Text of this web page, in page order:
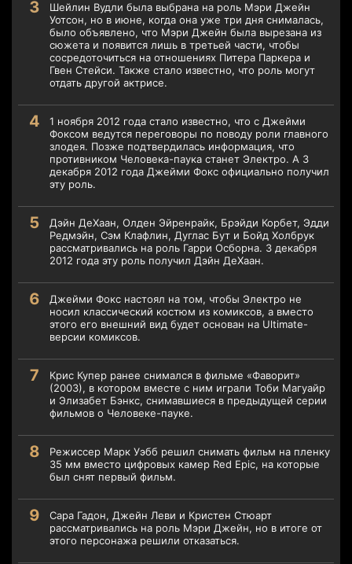
Шейлин Вудли была выбрана на роль Мэри Джейн
Уотсон, но в июне, когда она уже три дня снималась,
было объявлено, что Мэри Джейн была вырезана из
сюжета и появится лишь в третьей части, чтобы
сосредоточиться на отношениях Питера Паркера и
Гвен Стейси. Также стало известно, что роль могут
отдать другой актрисе.
1 ноября 2012 года стало известно, что с Джейми
Фоксом ведутся переговоры по поводу роли главного
злодея. Позже подтвердилась информация, что
противником Человека-паука станет Электро. А 3
декабря 2012 года Джейми Фокс официально получил
эту роль.
Дэйн ДеХаан, Олден Эйренрайк, Брэйди Корбет, Эдди
Редмэйн, Сэм Клафлин, Дуглас Бут и Бойд Холбрук
рассматривались на роль Гарри Осборна. 3 декабря
2012 года эту роль получил Дэйн ДеХаан.
Джейми Фокс настоял на том, чтобы Электро не
носил классический костюм из комиксов, а вместо
этого его внешний вид будет основан на Ultimate-
версии комиксов.
Крис Купер ранее снимался в фильме «Фаворит»
(2003), в котором вместе с ним играли Тоби Магуайр
и Элизабет Бэнкс, снимавшиеся в предыдущей серии
фильмов о Человеке-пауке.
Режиссер Марк Уэбб решил снимать фильм на пленку
35 мм вместо цифровых камер Red Epic, на которые
был снят первый фильм.
Сара Гадон, Джейн Леви и Кристен Стюарт
рассматривались на роль Мэри Джейн, но в итоге от
этого персонажа решили отказаться.